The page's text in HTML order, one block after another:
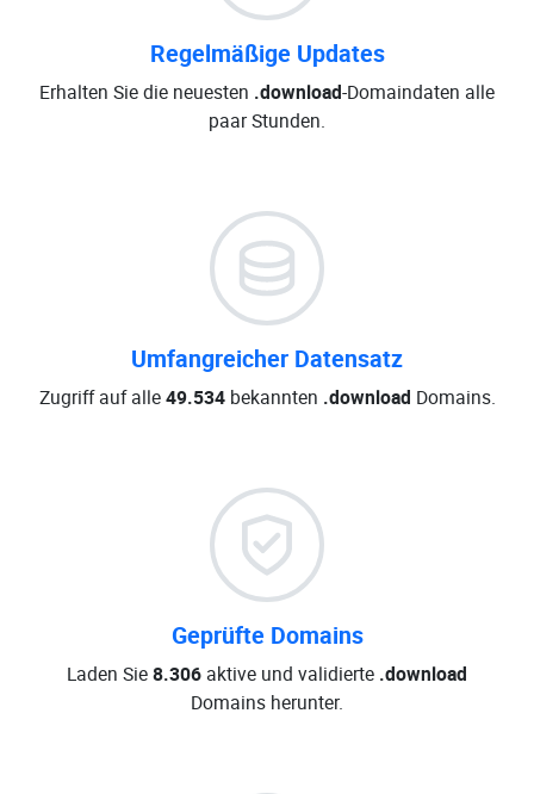
Regelmäßige Updates
Erhalten Sie die neuesten .download-Domaindaten alle
paar Stunden.
Umfangreicher Datensatz
Zugriff auf alle49.534bekannten .download Domains.
Geprüfte Domains
Laden Sie8.306 aktive und validierte .download
Domains herunter.